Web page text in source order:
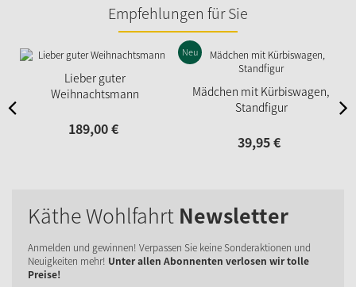
Empfehlungen für Sie
Lieber guter
Weihnachtsmann
189,00€
Mädchen mit Kürbiswagen,
Standfigur
Neu
39,95€
Käthe Wohlfahrt Newsletter
Anmelden und gewinnen! Verpassen Sie keine Sonderaktionen und
Neuigkeiten mehr! Unter allen Abonnenten verlosen wir tolle
Preise!